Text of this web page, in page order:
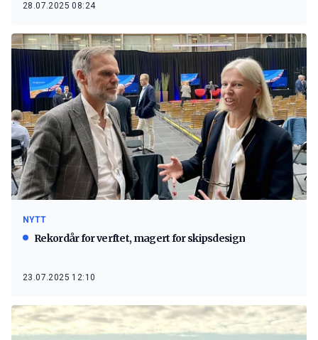
28.07.2025 08:24
NYTT
Rekordår for verftet, magert for skipsdesign
23.07.2025 12:10